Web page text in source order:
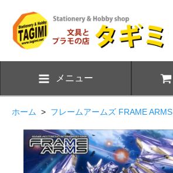
メニュー
ホーム > フレームアームズ FRAME ARMS